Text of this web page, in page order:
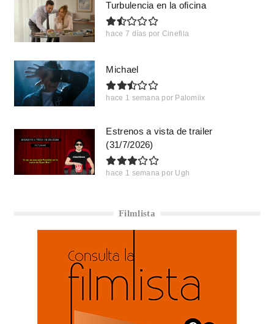
Turbulencia en la oficina
hace 7 días por Cinefila
Michael
hace 1 semana por Palomiix
Estrenos a vista de trailer
(31/7/2026)
hace 1 semana por Ugh
Filmlista